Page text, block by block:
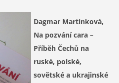
Dagmar Martinková,
Na pozvání cara –
Příběh Čechů na
ruské, polské,
sovětské a ukrajinské